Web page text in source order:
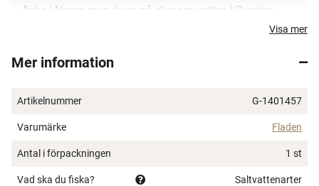
fiske i Norge men även på djupare vatten i Sverige.
Lampan har inbyggt batteri som ej går att byta och
vattnet.
Aktiveras när den kommer i kontakt med vattnet.
För djup ned till 1000 m.
- Vit ca. 250 timmar.
- Disco ca. 100 timmar.
Visa mer
Mer information
Artikelnummer G-1401457
Varumärke Fladen
Antal i förpackningen 1 st
Vad ska du fiska? Saltvattenarter